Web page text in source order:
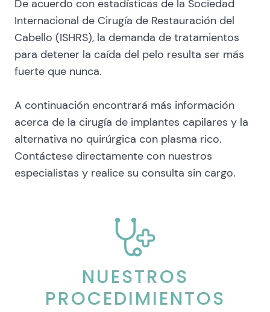
De acuerdo con estadísticas de la Sociedad
Internacional de Cirugía de Restauración del
Cabello (ISHRS), la demanda de tratamientos
para detener la caída del pelo resulta ser más
fuerte que nunca.
A continuación encontrará más información
acerca de la cirugía de implantes capilares y la
alternativa no quirúrgica con plasma rico.
Contáctese directamente con nuestros
especialistas y realice su consulta sin cargo.
NUESTROS
PROCEDIMIENTOS